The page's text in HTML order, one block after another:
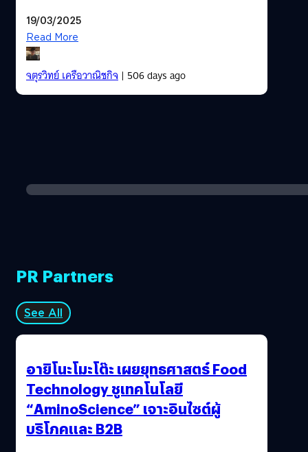
19/03/2025
Read More
จตุรวิทย์ เครือวาณิชกิจ| 506 days ago
PR Partners
See All
อายิโนะโมะโต๊ะ เผยยุทธศาสตร์ Food
Technology ชูเทคโนโลยี
“AminoScience” เจาะอินไซต์ผู้
บริโภคและ B2B